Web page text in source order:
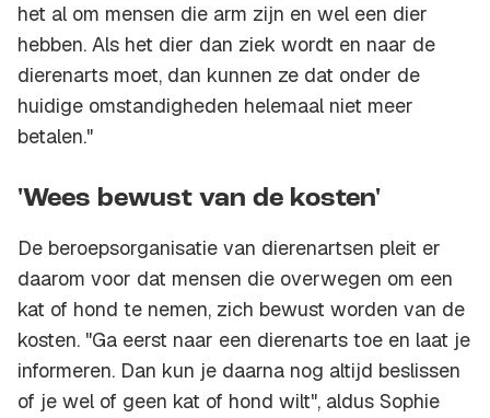
het al om mensen die arm zijn en wel een dier
hebben. Als het dier dan ziek wordt en naar de
dierenarts moet, dan kunnen ze dat onder de
huidige omstandigheden helemaal niet meer
betalen."
'Wees bewust van de kosten'
De beroepsorganisatie van dierenartsen pleit er
daarom voor dat mensen die overwegen om een
kat of hond te nemen, zich bewust worden van de
kosten. "Ga eerst naar een dierenarts toe en laat je
informeren. Dan kun je daarna nog altijd beslissen
of je wel of geen kat of hond wilt", aldus Sophie